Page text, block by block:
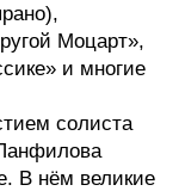
Моцарт»,
и многие
солиста
В нём великие